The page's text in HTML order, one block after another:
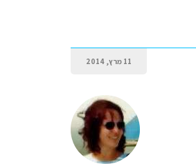
11 מרץ, 2014